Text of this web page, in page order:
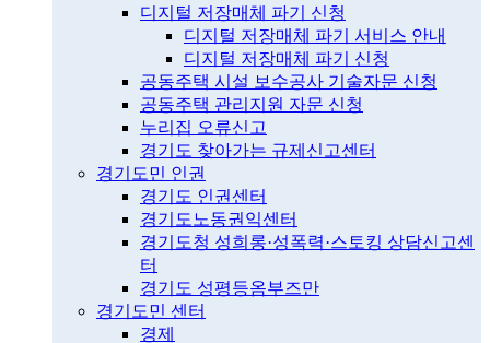
디지털 저장매체 파기 신청
디지털 저장매체 파기 서비스 안내
디지털 저장매체 파기 신청
공동주택 시설 보수공사 기술자문 신청
공동주택 관리지원 자문 신청
누리집 오류신고
경기도 찾아가는 규제신고센터
경기도민 인권
경기도 인권센터
경기도노동권익센터
경기도청 성희롱·성폭력·스토킹 상담신고센
터
경기도 성평등옴부즈만
경기도민 센터
경제